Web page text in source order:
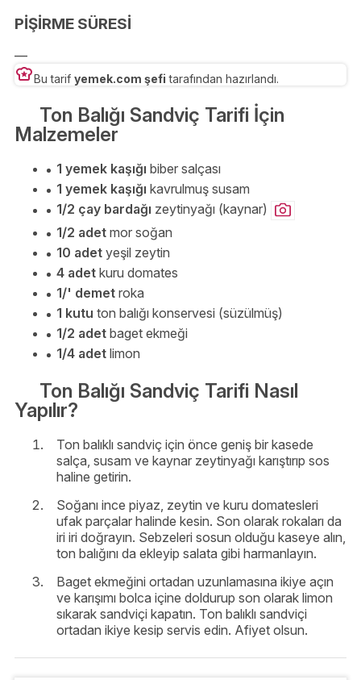
PİŞİRME SÜRESİ
—
Bu tarif yemek.com şefi tarafından hazırlandı.
Ton Balığı Sandviç Tarifi İçin
Malzemeler
1 yemek kaşığı biber salçası
1 yemek kaşığı kavrulmuş susam
1/2 çay bardağı zeytinyağı (kaynar)
1/2 adet mor soğan
10 adet yeşil zeytin
4 adet kuru domates
1/' demet roka
1 kutu ton balığı konservesi (süzülmüş)
1/2 adet baget ekmeği
1/4 adet limon
Ton Balığı Sandviç Tarifi Nasıl
Yapılır?
Ton balıklı sandviç için önce geniş bir kasede
salça, susam ve kaynar zeytinyağı karıştırıp sos
haline getirin.
Soğanı ince piyaz, zeytin ve kuru domatesleri
ufak parçalar halinde kesin. Son olarak rokaları da
iri iri doğrayın. Sebzeleri sosun olduğu kaseye alın,
ton balığını da ekleyip salata gibi harmanlayın.
Baget ekmeğini ortadan uzunlamasına ikiye açın
ve karışımı bolca içine doldurup son olarak limon
sıkarak sandviçi kapatın. Ton balıklı sandviçi
ortadan ikiye kesip servis edin. Afiyet olsun.